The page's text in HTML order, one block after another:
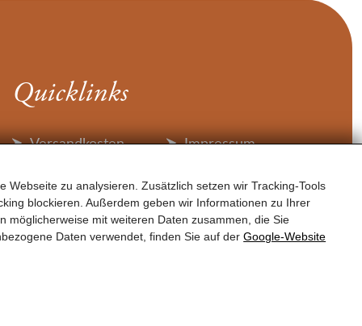
zu analysieren. Zusätzlich setzen wir Tracking-Tools
blockieren. Außerdem geben wir Informationen zu Ihrer
möglicherweise mit weiteren Daten zusammen, die Sie
Daten verwendet, finden Sie auf derGoogle‑Website
Quicklinks
Versandkosten
Widerruf
AGB
Impressum
Barrierefreiheit